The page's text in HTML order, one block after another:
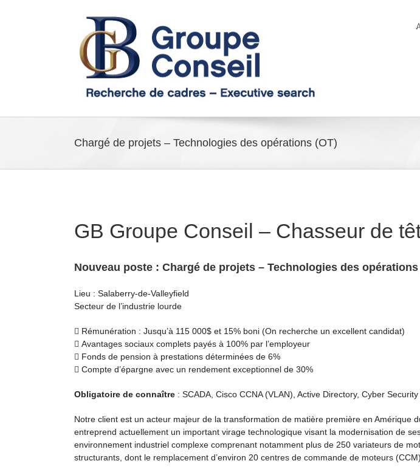
Chargé de projets – Technologies des opérations (OT)
GB Groupe Conseil – Chasseur de
Nouveau poste : Chargé de projets – Technologies des opérations
Lieu : Salaberry-de-Valleyfield
Secteur de l’industrie lourde
 Rémunération : Jusqu’à 115 000$ et 15% boni (On recherche un excellent candidat)
 Avantages sociaux complets payés à 100% par l’employeur
 Fonds de pension à prestations déterminées de 6%
 Compte d’épargne avec un rendement exceptionnel de 30%
Obligatoire de connaître : SCADA, Cisco CCNA (VLAN), Active Directory, Cyber
Notre client est un acteur majeur de la transformation de matière première en Amérique
entreprend actuellement un important virage technologique visant la modernisation de
environnement industriel complexe comprenant notamment plus de 250 variateurs de
structurants, dont le remplacement d’environ 20 centres de commande de moteurs